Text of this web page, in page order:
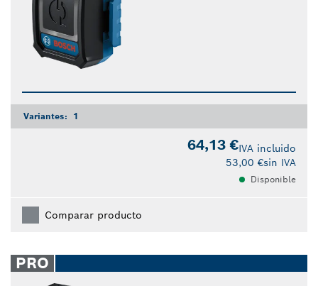
Variantes: 1
64,13 €IVA incluido
53,00 €sin IVA
Disponible
Comparar producto
PRO